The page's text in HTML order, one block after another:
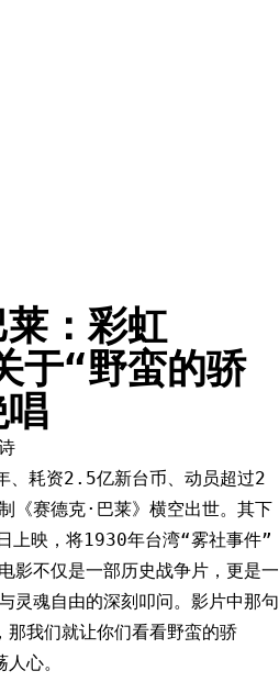
莱：彩虹
于“野蛮的骄
、耗资2.5亿新台币、动员超过2
《赛德克·巴莱》横空出世。其下
上映，将1930年台湾“雾社事件”
影不仅是一部历史战争片，更是一
灵魂自由的深刻叩问。影片中那句
那我们就让你们看看野蛮的骄
心。